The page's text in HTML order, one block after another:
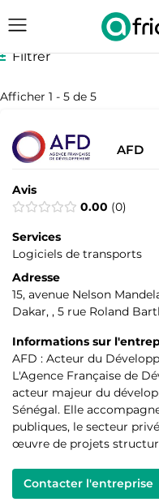
Filtrer
Afficher 1 - 5 de 5
AFD
Avis
0.00 0
Services
Logiciels de transports
Adresse
15, avenue Nelson
Dakar, , 5 rue Roland
Informations sur
AFD : Acteur du
L'Agence Française de
acteur majeur du
Sénégal. Elle
publiques, le secteur
œuvre de projets
Contacter l'entreprise